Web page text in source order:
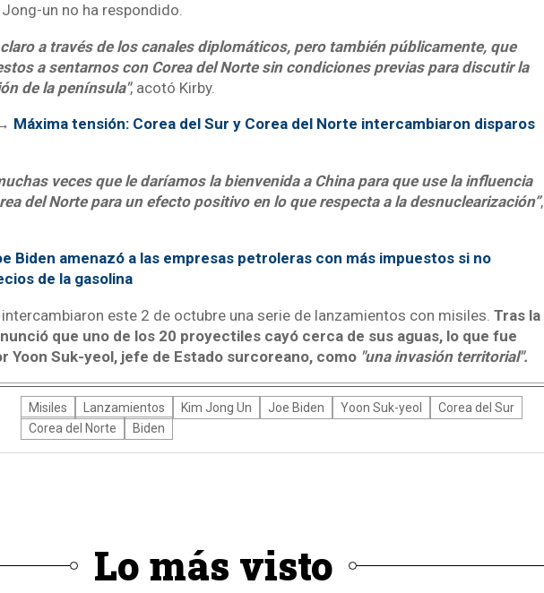
un no ha respondido.
a través de los canales diplomáticos, pero también públicamente, que
a sentarnos con Corea del Norte sin condiciones previas para discutir la
de la península", acotó Kirby.
Máxima tensión: Corea del Sur y Corea del Norte intercambiaron disparos
veces que le daríamos la bienvenida a China para que use la influencia
del Norte para un efecto positivo en lo que respecta a la desnuclearización”,
Biden amenazó a las empresas petroleras con más impuestos si no
de la gasolina
este 2 de octubre una serie de lanzamientos con misiles. Tras la
que uno de los 20 proyectiles cayó cerca de sus aguas, lo que fue
Yoon Suk-yeol, jefe de Estado surcoreano, como "una invasión territorial".
Misiles Lanzamientos Kim Jong Un Joe Biden Yoon Suk-yeol
Corea del Sur
Corea del Norte
Biden
Lo más visto